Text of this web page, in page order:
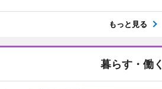
もっと見る
暮らす・働く